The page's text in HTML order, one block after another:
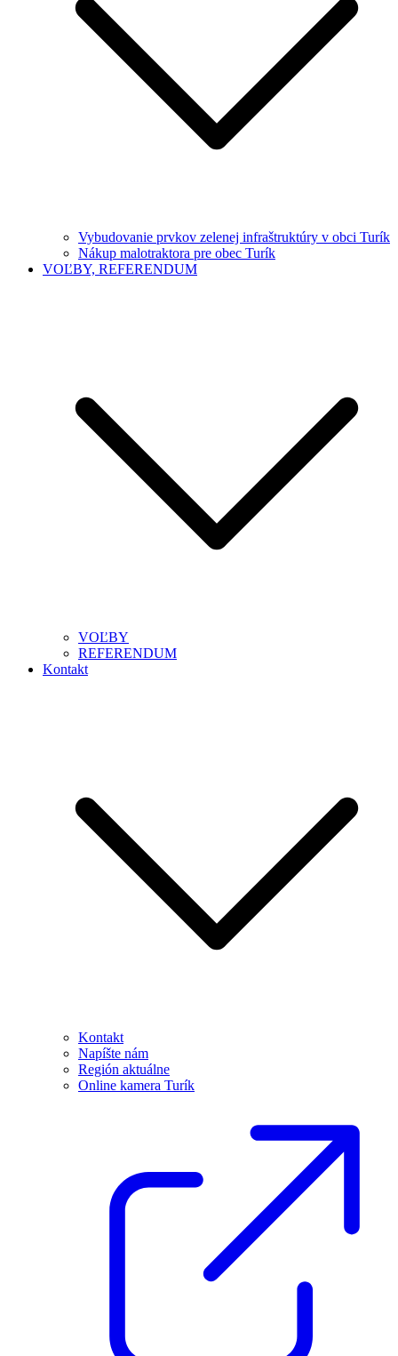
Vybudovanie prvkov zelenej infraštruktúry v obci Turík
Nákup malotraktora pre obec Turík
VOĽBY, REFERENDUM
VOĽBY
REFERENDUM
Kontakt
Kontakt
Napíšte nám
Región aktuálne
Online kamera Turík